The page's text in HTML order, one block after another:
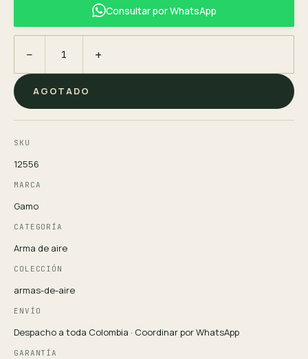
Consultar por WhatsApp
− +
AGOTADO
SKU
12556
MARCA
Gamo
CATEGORÍA
Arma de aire
COLECCIÓN
armas-de-aire
ENVÍO
Despacho a toda Colombia · Coordinar por WhatsApp
GARANTÍA